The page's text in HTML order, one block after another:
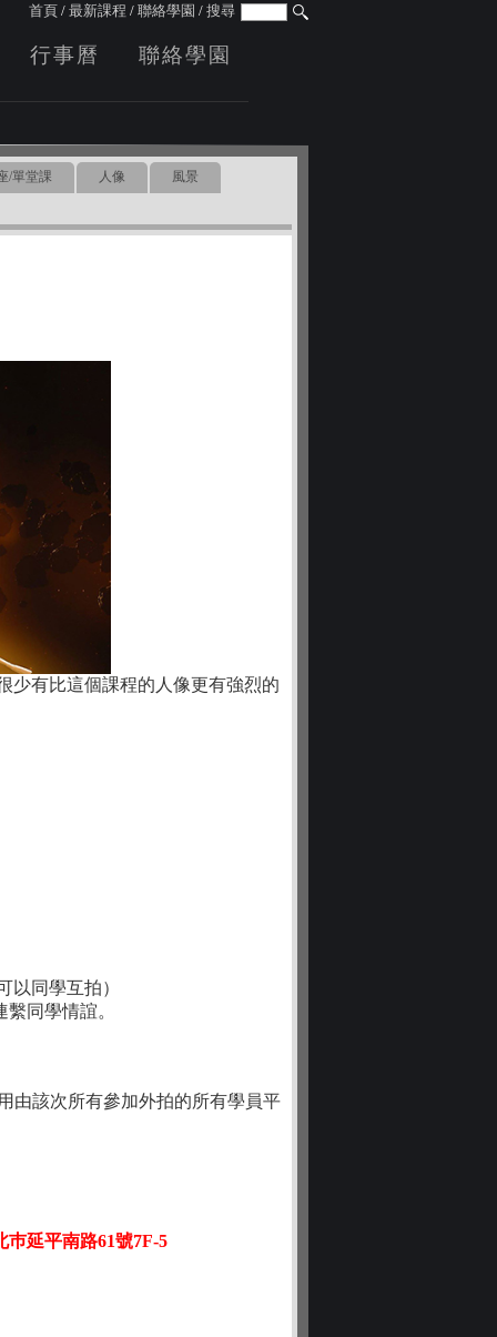
首頁/ 最新課程 / 聯絡學園 / 搜尋
行事曆 聯絡學園
/單堂課 人像 風景
少有比這個課程的人像更有強烈的
同學互拍）
同學情誼。
由該次所有參加外拍的所有學員平
巿延平南路61號7F-5